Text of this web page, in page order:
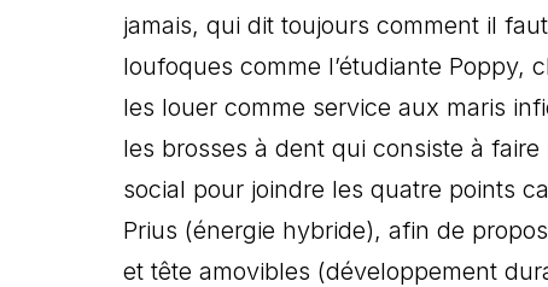
jamais, qui dit toujours comment il
loufoques comme l’étudiante Poppy,
les louer comme service aux maris
les brosses à dent qui consiste à
social pour joindre les quatre points
Prius (énergie hybride), afin de
et tête amovibles (développement